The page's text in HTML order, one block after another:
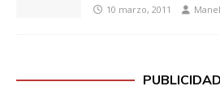
10 marzo, 2011
PUBLICIDAD